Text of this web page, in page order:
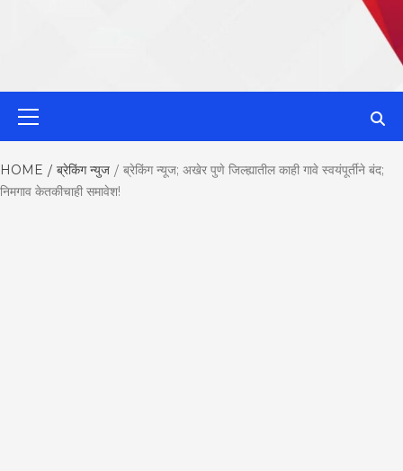
Best News
HOME ब्रेकिंग न्युज
ब्रेकिंग न्यूज; अखेर पुणे जिल्ह्यातील काही गावे स्वयंपूर्तीने बंद;
निमगाव केतकीचाही समावेश!